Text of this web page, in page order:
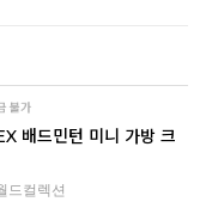
배드민턴 미니 가방 크
드컬렉션